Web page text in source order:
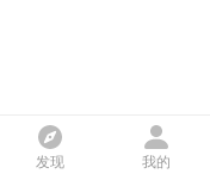
发现 我的